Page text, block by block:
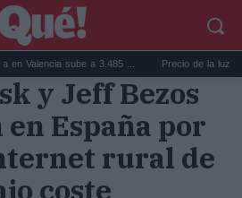
sube a 3.485 ... Precio de la luz hoy,
y Jeff Bezos
España por
rural de
coste